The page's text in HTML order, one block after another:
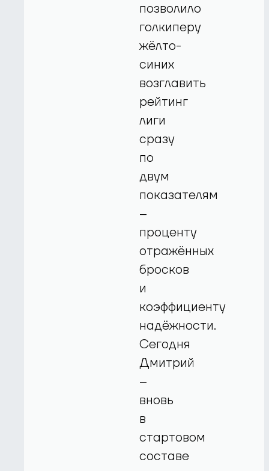
позволило
голкиперу
жёлто-
синих
возглавить
рейтинг
лиги
сразу
по
двум
показателям
–
проценту
отражённых
бросков
и
коэффициенту
надёжности.
Сегодня
Дмитрий
–
вновь
в
стартовом
составе